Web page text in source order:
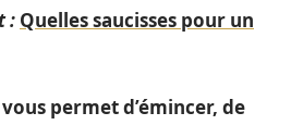
: Quelles saucisses pour un
permet d’émincer, de